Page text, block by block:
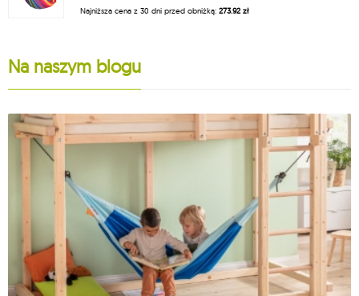
Najniższa cena z 30 dni przed obniżką: 273.92 zł
Na naszym blogu